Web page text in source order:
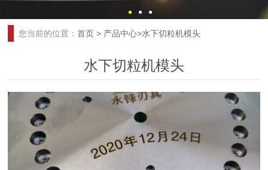
您当前的位置：首页 > 产品中心>水下切粒机模头
水下切粒机模头